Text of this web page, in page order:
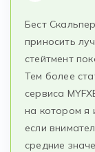
Бест
приносить
стейтмент
Тем более
сервиса
на котором я
если
средние